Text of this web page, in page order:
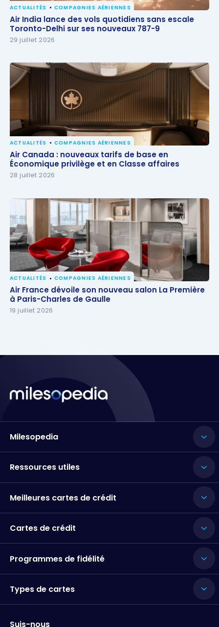
Air India lance des vols quotidiens sans escale
Toronto-Delhi sur ses nouveaux 787-9
ACTUALITÉS COMPAGNIES AÉRIENNES
Air India lance des vols quotidiens sans escale
Toronto-Delhi sur ses nouveaux 787-9
29 juillet 2026
Air Canada : nouveaux tarifs de base en
Économique privilège et en Classe affaires
ACTUALITÉS COMPAGNIES AÉRIENNES
Air Canada : nouveaux tarifs de base en
Économique privilège et en Classe affaires
28 juillet 2026
Air France dévoile son nouveau salon La Première à
Paris-Charles de Gaulle
ACTUALITÉS COMPAGNIES AÉRIENNES
Air France dévoile son nouveau salon La Première
à Paris-Charles de Gaulle
19 juillet 2026
Milesopedia
Ressources utiles
Meilleures cartes de crédit
Cartes de crédit
Programmes de fidélité
Types de cartes
Suis-nous